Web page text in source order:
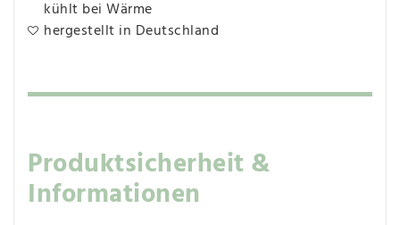
kühlt bei Wärme
hergestellt in Deutschland
Produktsicherheit &
Informationen